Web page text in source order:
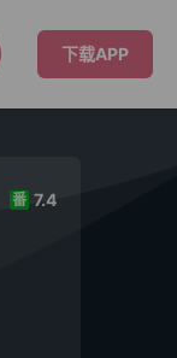
下载APP
番 7.4